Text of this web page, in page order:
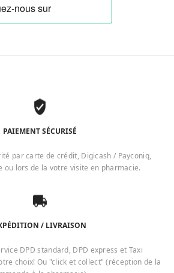
PAIEMENT SÉCURISÉ
par carte de crédit, Digicash / Payconiq,
ou lors de la votre visite en pharmacie.
/ LIVRAISON
DPD standard, DPD express et Taxi
choix! Ou "click et collect" (réception de la